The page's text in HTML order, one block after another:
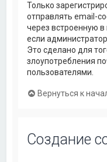
Только
отправлять email-
через встроенную
если
Это сделано для
злоупотребления
пользователями.
Вернуться к
Создание